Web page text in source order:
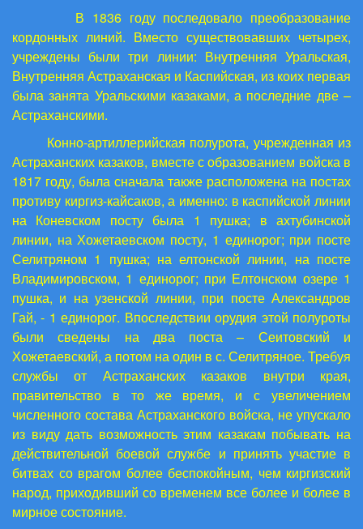
В 1836 году последовало преобразование
кордонных линий. Вместо существовавших четырех,
учреждены были три линии: Внутренняя Уральская,
Внутренняя Астраханская и Каспийская, из коих первая
была занята Уральскими казаками, а последние две –
Астраханскими.
Конно-артиллерийская полурота, учрежденная из
Астраханских казаков, вместе с образованием войска в
1817 году, была сначала также расположена на постах
противу киргиз-кайсаков, а именно: в каспийской линии
на Коневском посту была 1 пушка; в ахтубинской
линии, на Хожетаевском посту, 1 единорог; при посте
Селитряном 1 пушка; на елтонской линии, на посте
Владимировском, 1 единорог; при Елтонском озере 1
пушка, и на узенской линии, при посте Александров
Гай, - 1 единорог. Впоследствии орудия этой полуроты
были сведены на два поста – Сеитовский и
Хожетаевский, а потом на один в с. Селитряное. Требуя
службы от Астраханских казаков внутри края,
правительство в то же время, и с увеличением
численного состава Астраханского войска, не упускало
из виду дать возможность этим казакам побывать на
действительной боевой службе и принять участие в
битвах со врагом более беспокойным, чем киргизский
народ, приходивший со временем все более и более в
мирное состояние.